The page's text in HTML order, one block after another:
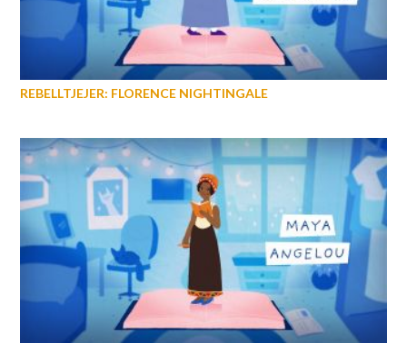
REBELLTJEJER: FLORENCE NIGHTINGALE